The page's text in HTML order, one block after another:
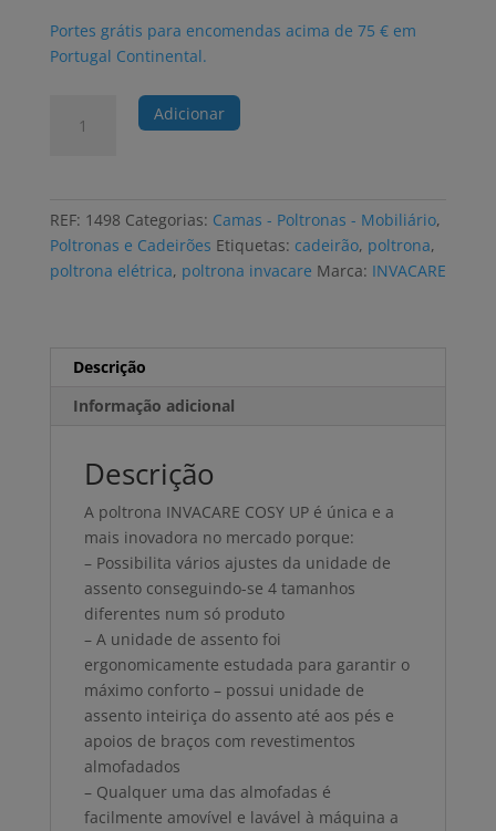
Portes grátis para encomendas acima de 75 € em
Portugal Continental.
COSY
com
motor
napa
taupé,
almofadas
cinza
taupe
Adicionar
REF: 1498 Categorias: Camas - Poltronas - Mobiliário,
Poltronas e Cadeirões Etiquetas: cadeirão, poltrona,
poltrona elétrica, poltrona invacare Marca: INVACARE
Descrição
Informação adicional
Descrição
A poltrona INVACARE COSY UP é única e a
mais inovadora no mercado porque:
– Possibilita vários ajustes da unidade de
assento conseguindo-se 4 tamanhos
diferentes num só produto
– A unidade de assento foi
ergonomicamente estudada para garantir o
máximo conforto – possui unidade de
assento inteiriça do assento até aos pés e
apoios de braços com revestimentos
almofadados
– Qualquer uma das almofadas é
facilmente amovível e lavável à máquina a